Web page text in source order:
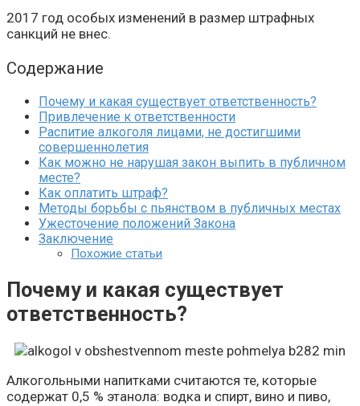
2017 год особых изменений в размер штрафных
санкций не внес.
Содержание
Почему и какая существует ответственность?
Привлечение к ответственности
Распитие алкоголя лицами, не достигшими
совершеннолетия
Как можно не нарушая закон выпить в публичном
месте?
Как оплатить штраф?
Методы борьбы с пьянством в публичных местах
Ужесточение положений Закона
Заключение
Похожие статьи
Почему и какая существует
ответственность?
Алкогольными напитками считаются те, которые
содержат 0,5 % этанола: водка и спирт, вино и пиво,